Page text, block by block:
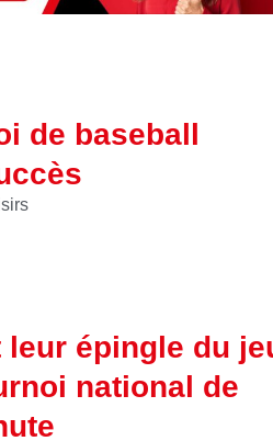
de baseball
épingle du
national de